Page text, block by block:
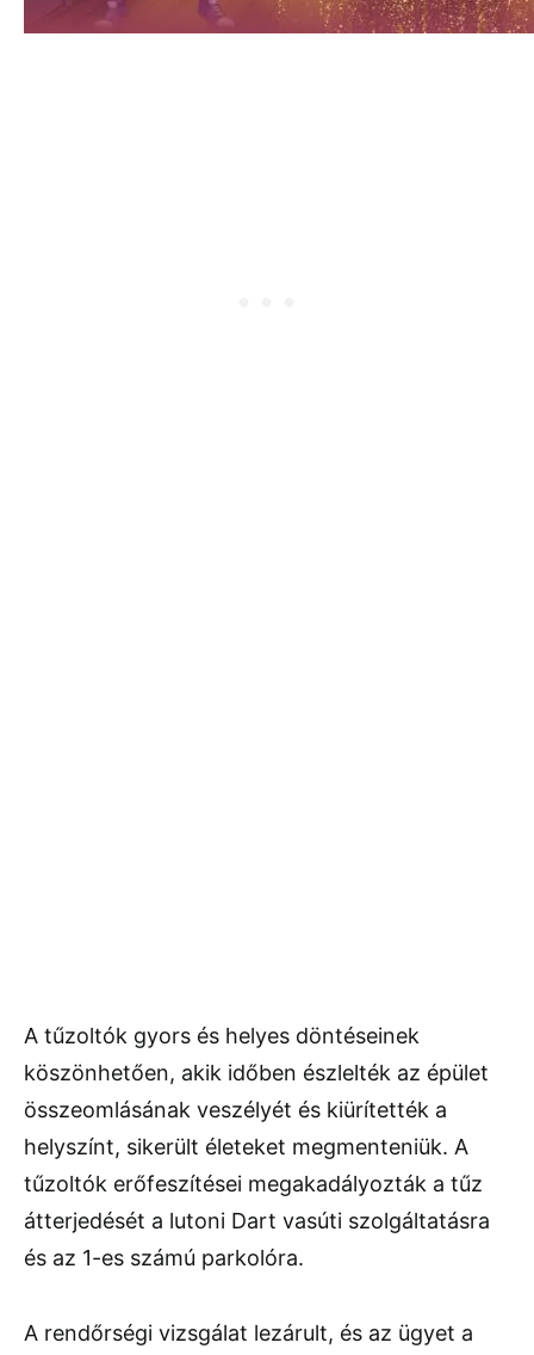
A tűzoltók gyors és helyes döntéseinek
köszönhetően, akik időben észlelték az épület
összeomlásának veszélyét és kiürítették a
helyszínt, sikerült életeket megmenteniük. A
tűzoltók erőfeszítései megakadályozták a tűz
átterjedését a lutoni Dart vasúti szolgáltatásra
és az 1-es számú parkolóra.
A rendőrségi vizsgálat lezárult, és az ügyet a